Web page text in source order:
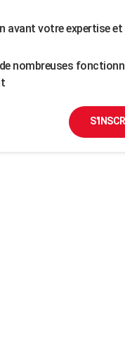
avant votre expertise
nombreuses